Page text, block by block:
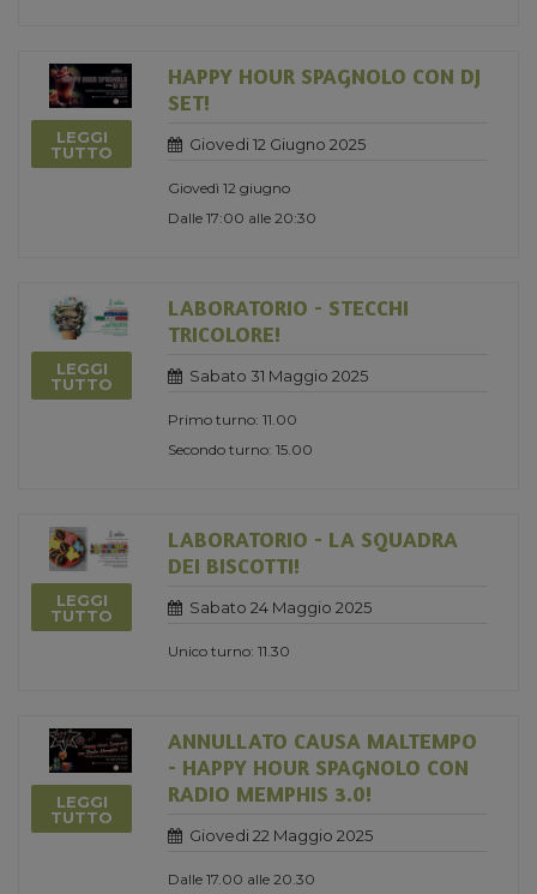
LEGGI
TUTTO
HAPPY HOUR SPAGNOLO CON DJ
SET!
Giovedi 12 Giugno 2025
Giovedì 12 giugno
Dalle 17:00 alle 20:30
LEGGI
TUTTO
LABORATORIO - STECCHI
TRICOLORE!
Sabato 31 Maggio 2025
Primo turno: 11.00
Secondo turno: 15.00
LEGGI
TUTTO
LABORATORIO - LA SQUADRA
DEI BISCOTTI!
Sabato 24 Maggio 2025
Unico turno: 11.30
LEGGI
TUTTO
ANNULLATO CAUSA MALTEMPO
- HAPPY HOUR SPAGNOLO CON
RADIO MEMPHIS 3.0!
Giovedi 22 Maggio 2025
Dalle 17.00 alle 20.30